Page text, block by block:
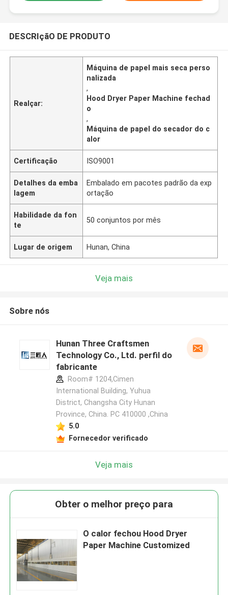
DESCRIçãO DE PRODUTO
Realçar:
Máquina de papel mais seca perso
nalizada
,
Hood Dryer Paper Machine fechad
o
,
Máquina de papel do secador do c
alor
Certificação ISO9001
Detalhes da emba
lagem
Embalado em pacotes padrão da exp
ortação
Habilidade da fon
te
50 conjuntos por mês
Lugar de origem Hunan, China
Veja mais
Sobre nós
Hunan Three Craftsmen
Technology Co., Ltd. perfil do
fabricante
Room# 1204,Cimen
International Building, Yuhua
District, Changsha City Hunan
Province, China. PC 410000 ,China
5.0
Fornecedor verificado
Veja mais
Obter o melhor preço para
O calor fechou Hood Dryer
Paper Machine Customized